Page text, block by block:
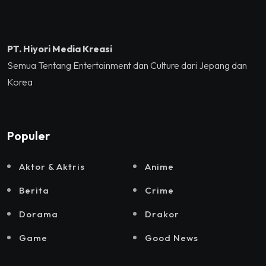
PT. Hiyori Media Kreasi
Semua Tentang Entertainment dan Culture dari Jepang dan
Korea
Populer
Aktor & Aktris Anime
Berita Crime
Dorama Drakor
Game Good News